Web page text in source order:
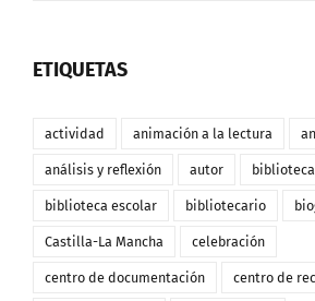
ETIQUETAS
actividad animación a la lectura
análisis y reflexión autor
biblioteca escolar bibliotecario
Castilla-La Mancha celebración
centro de documentación centro de